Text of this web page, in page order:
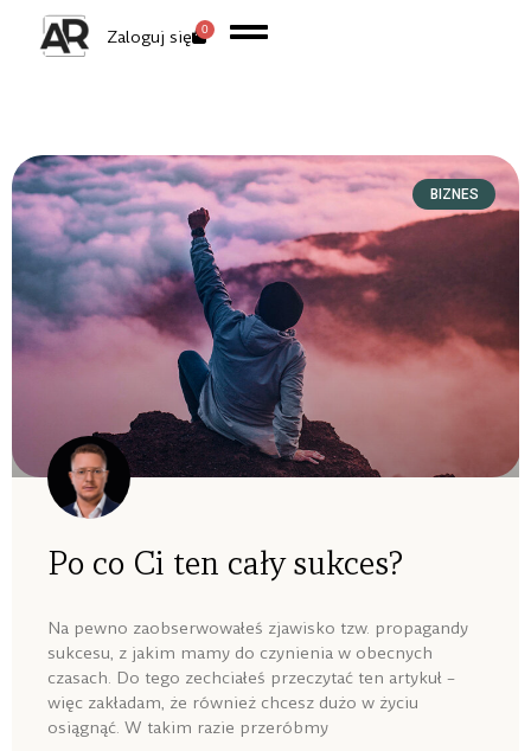
Zaloguj się 0
BIZNES
Po co Ci ten cały sukces?
Na pewno zaobserwowałeś zjawisko tzw. propagandy
sukcesu, z jakim mamy do czynienia w obecnych
czasach. Do tego zechciałeś przeczytać ten artykuł –
więc zakładam, że również chcesz dużo w życiu
osiągnąć. W takim razie przeróbmy